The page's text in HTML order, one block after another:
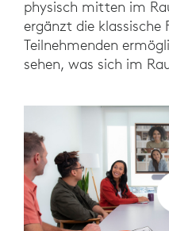
physisch mitten im
ergänzt die klassische
Teilnehmenden
sehen, was sich im